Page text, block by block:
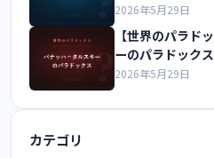
2026年5月29日
【世界のパラド
ーのパラドック
える？
2026年5月29日
カテゴリ